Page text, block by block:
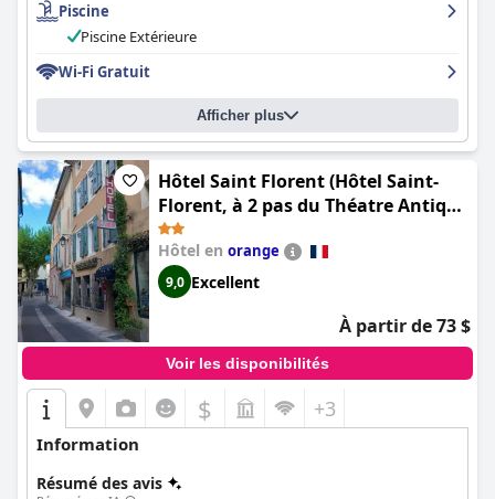
Piscine
Piscine Extérieure
Wi-Fi Gratuit
Afficher plus
Hôtel Saint Florent (Hôtel Saint-
Florent, à 2 pas du Théatre Antique
d'Orange)
Hôtel en orange
9,0 Excellent
À partir de 73 $
Voir les disponibilités
$ +3
Information
Résumé des avis